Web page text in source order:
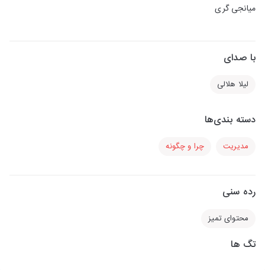
میانجی گری
با صدای
لیلا هلالی
دسته بندی‌ها
مدیریت چرا و چگونه
رده سنی
محتوای تمیز
تگ ها